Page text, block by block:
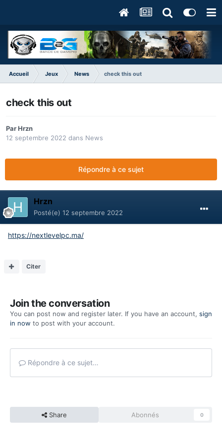
Accueil Jeux News check this out
check this out
ParHrzn
12 septembre 2022 dans News
Répondre à ce sujet
Hrzn
Posté(e) 12 septembre 2022
https://nextlevelpc.ma/
Citer
Join the conversation
You can post now and register later. If you have an account, sign
in now to post with your account.
Répondre à ce sujet…
Share Abonnés 0